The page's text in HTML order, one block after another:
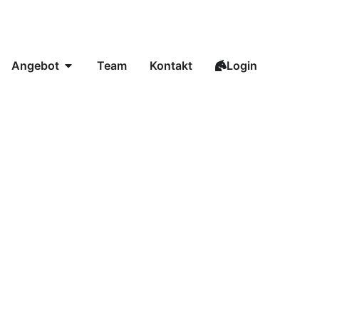
Angebot Team Kontakt Login